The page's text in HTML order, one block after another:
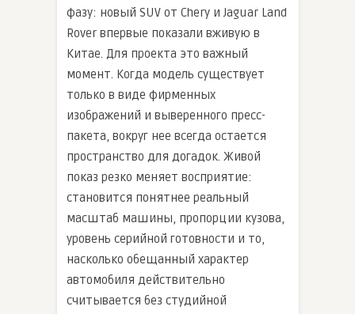
фазу: новый SUV от Chery и Jaguar Land
Rover впервые показали вживую в
Китае. Для проекта это важный
момент. Когда модель существует
только в виде фирменных
изображений и выверенного пресс-
пакета, вокруг нее всегда остается
пространство для догадок. Живой
показ резко меняет восприятие:
становится понятнее реальный
масштаб машины, пропорции кузова,
уровень серийной готовности и то,
насколько обещанный характер
автомобиля действительно
считывается без студийной